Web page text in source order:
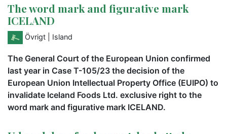
The word mark and figurative mark
ICELAND
Övrigt | Island
The General Court of the European Union confirmed
last year in Case T-105/23 the decision of the
European Union Intellectual Property Office (EUIPO) to
invalidate Iceland Foods Ltd. exclusive right to the
word mark and figurative mark ICELAND.